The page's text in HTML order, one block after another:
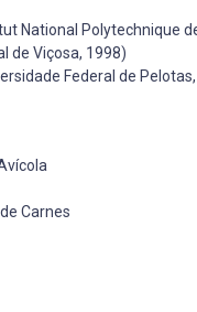
National Polytechnique
de Viçosa, 1998)
Federal de
Carnes